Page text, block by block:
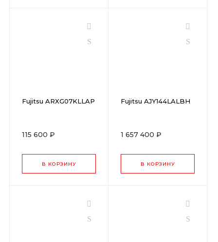
Fujitsu ARXG07KLLAP
115 600 ₽
В КОРЗИНУ
Fujitsu AJY144LALBH
1 657 400 ₽
В КОРЗИНУ